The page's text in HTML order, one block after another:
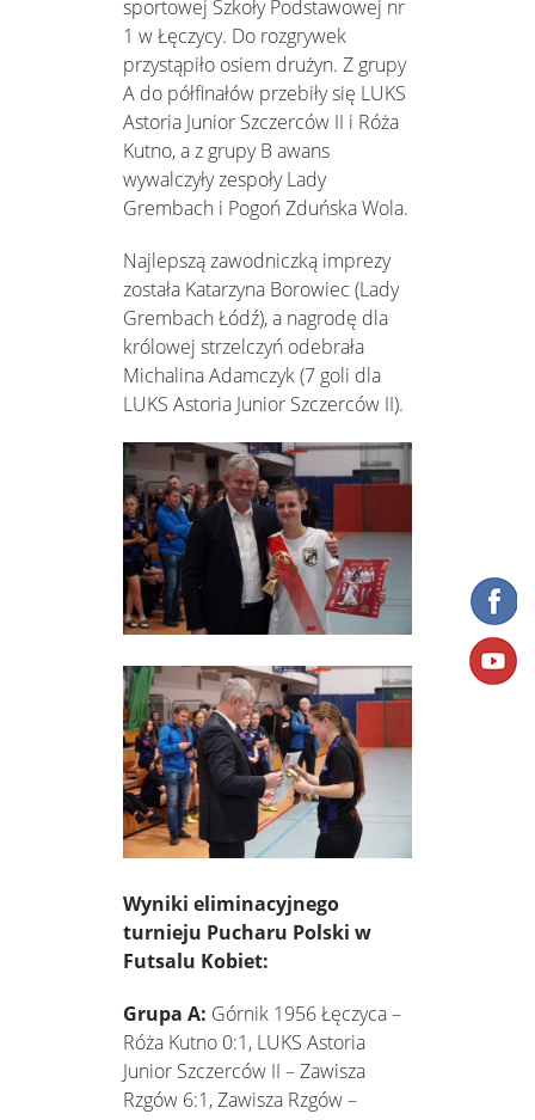
sportowej Szkoły Podstawowej nr
1 w Łęczycy. Do rozgrywek
przystąpiło osiem drużyn. Z grupy
A do półfinałów przebiły się LUKS
Astoria Junior Szczerców II i Róża
Kutno, a z grupy B awans
wywalczyły zespoły Lady
Grembach i Pogoń Zduńska Wola.
Najlepszą zawodniczką imprezy
została Katarzyna Borowiec (Lady
Grembach Łódź), a nagrodę dla
królowej strzelczyń odebrała
Michalina Adamczyk (7 goli dla
LUKS Astoria Junior Szczerców II).
Wyniki eliminacyjnego
turnieju Pucharu Polski w
Futsalu Kobiet:
Grupa A: Górnik 1956 Łęczyca –
Róża Kutno 0:1, LUKS Astoria
Junior Szczerców II – Zawisza
Rzgów 6:1, Zawisza Rzgów –